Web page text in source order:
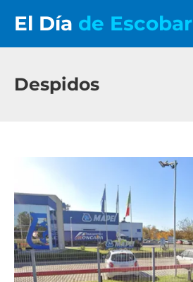
El Día de Escobar
Despidos